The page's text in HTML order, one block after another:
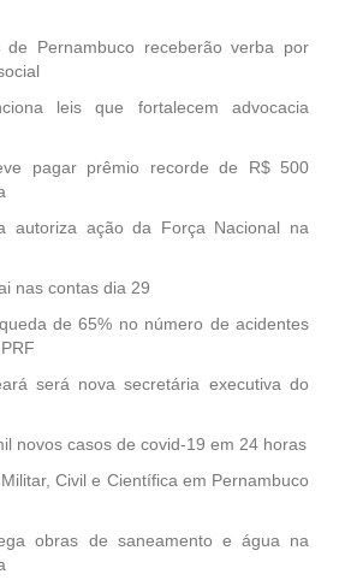
de Pernambuco receberão verba por
leis que fortalecem advocacia
pagar prêmio recorde de R$ 500
autoriza ação da Força Nacional na
nas contas dia 29
de 65% no número de acidentes
será nova secretária executiva do
novos casos de covid-19 em 24 horas
Civil e Científica em Pernambuco
obras de saneamento e água na